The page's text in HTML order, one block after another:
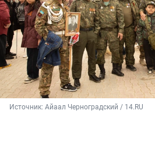
Источник: Айаал Черноградский / 14.RU